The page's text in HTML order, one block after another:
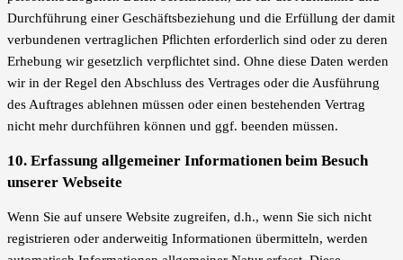
Durchführung einer Geschäftsbeziehung und die Erfüllung der damit
verbundenen vertraglichen Pﬂichten erforderlich sind oder zu deren
Erhebung wir gesetzlich verpﬂichtet sind. Ohne diese Daten werden
wir in der Regel den Abschluss des Vertrages oder die Ausführung
des Auftrages ablehnen müssen oder einen bestehenden Vertrag
nicht mehr durchführen können und ggf. beenden müssen.
10. Erfassung allgemeiner Informationen beim Besuch
unserer Webseite
Wenn Sie auf unsere Website zugreifen, d.h., wenn Sie sich nicht
registrieren oder anderweitig Informationen übermitteln, werden